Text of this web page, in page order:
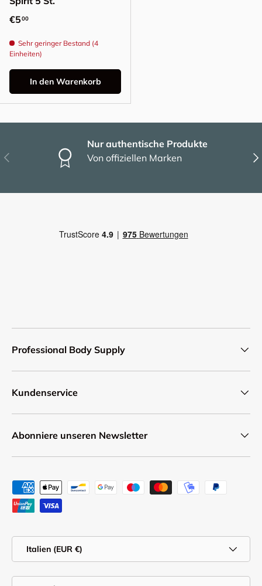
Normaler Preis
€500
Sehr geringer Bestand (4
Einheiten)
In den Warenkorb
Vorherige
Nur authentische Produkte
Von offiziellen Marken
Professional Body Supply
Kundenservice
Abonniere unseren Newsletter
Zahlungsmethoden
Italien (EUR €)